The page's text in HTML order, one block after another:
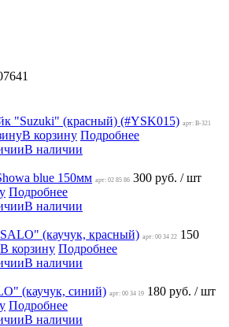
"Suzuki" (красный) (#YSK015) арт: B-321
В корзину Подробнее
В наличии
blue 150мм арт: 02 85 86 300 руб. / шт
Подробнее
В наличии
(каучук, красный) арт: 00 34 22 150
В корзину Подробнее
В наличии
(каучук, синий) арт: 00 34 19 180 руб. / шт
Подробнее
В наличии